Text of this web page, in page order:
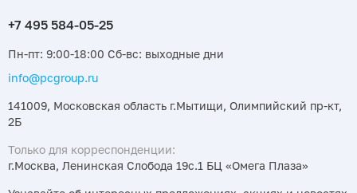
Пн-пт: 9:00-18:00 Сб-вс: выходные дни
info@pcgroup.ru
141009, Московская область г.Мытищи, Олимпийский пр-кт,
2Б
Только для корреспонденции:
г.Москва, Ленинская Слобода 19с.1 БЦ «Омега Плаза»